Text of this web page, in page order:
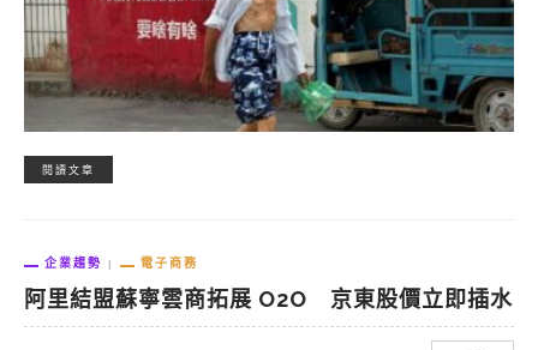
閱讀文章
企業趨勢 電子商務
阿里結盟蘇寧雲商拓展 O2O 京東股價立即插水